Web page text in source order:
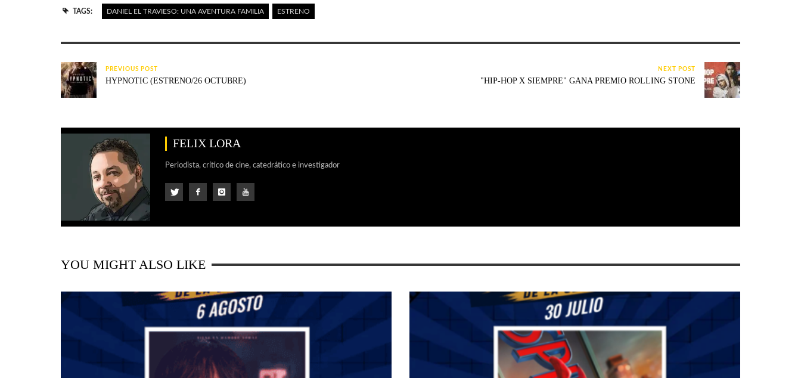
TAGS: DANIEL EL TRAVIESO: UNA AVENTURA FAMILIA ESTRENO
PREVIOUS POST
HYPNOTIC (ESTRENO/26 OCTUBRE)
NEXT POST
"HIP-HOP X SIEMPRE" GANA PREMIO ROLLING STONE
FELIX LORA
Periodista, crítico de cine, catedrático e investigador
YOU MIGHT ALSO LIKE